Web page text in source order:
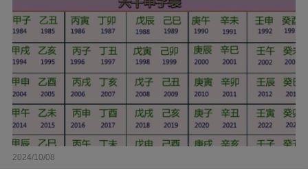
2024/10/08